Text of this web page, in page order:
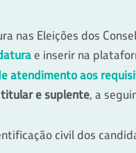
nas Eleições dos
e inserir na
atendimento aos
e suplente, a
civil dos